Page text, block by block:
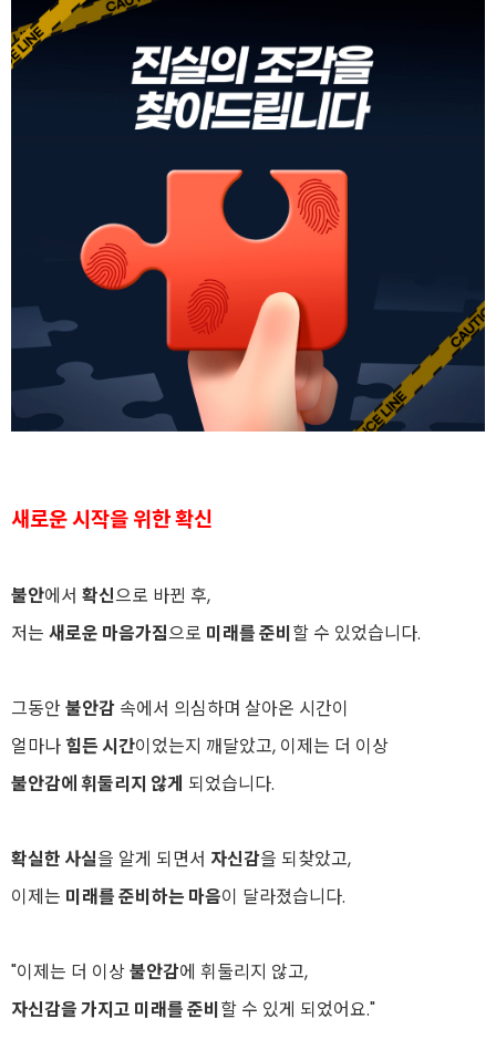
새로운 시작을 위한 확신
불안에서 확신으로 바뀐 후,
저는 새로운 마음가짐으로 미래를 준비할 수 있었습니다.
그동안불안감 속에서 의심하며 살아온 시간이
얼마나힘든 시간이었는지 깨달았고, 이제는 더 이상
불안감에 휘둘리지 않게 되었습니다.
확실한 사실을 알게 되면서 자신감을 되찾았고,
이제는 미래를 준비하는 마음이 달라졌습니다.
"이제는 더 이상불안감에 휘둘리지 않고,
자신감을 가지고 미래를 준비할 수 있게 되었어요."